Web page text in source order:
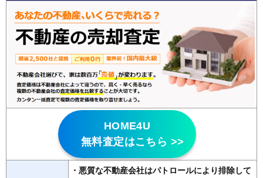
HOME4U
無料査定はこちら >>
・悪質な不動産会社はパトロールにより排除して